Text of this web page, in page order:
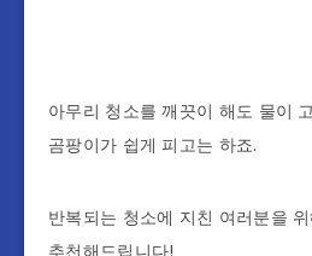
아무리 청소를 깨끗이 해도 물이
곰팡이가 쉽게 피고는 하죠.
반복되는 청소에 지친 여러분을